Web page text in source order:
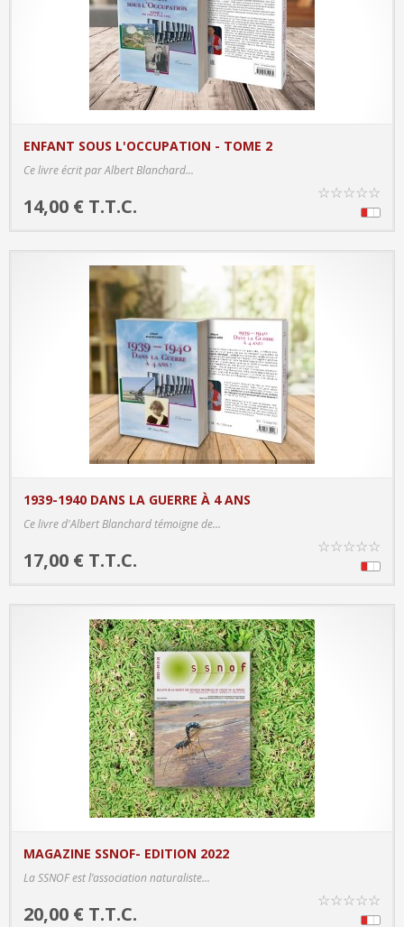
ENFANT SOUS L'OCCUPATION - TOME 2
Ce livre écrit par Albert Blanchard...
14,00 € T.T.C.
☆☆☆☆☆
1939-1940 DANS LA GUERRE À 4 ANS
Ce livre d'Albert Blanchard témoigne de...
17,00 € T.T.C.
☆☆☆☆☆
MAGAZINE SSNOF- EDITION 2022
La SSNOF est l’association naturaliste...
20,00 € T.T.C.
☆☆☆☆☆